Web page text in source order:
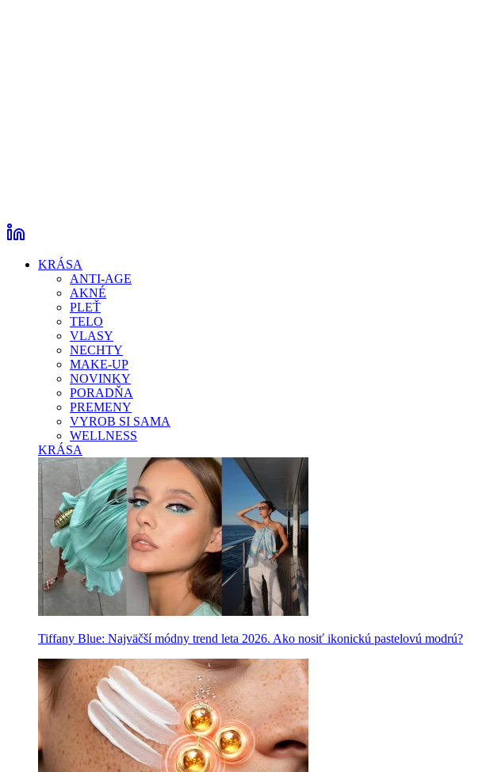
KRÁSA
ANTI-AGE
AKNÉ
PLEŤ
TELO
VLASY
NECHTY
MAKE-UP
NOVINKY
PORADŇA
PREMENY
VYROB SI SAMA
WELLNESS
KRÁSA
Tiffany Blue: Najväčší módny trend leta 2026. Ako nosiť ikonickú pastelovú modrú?